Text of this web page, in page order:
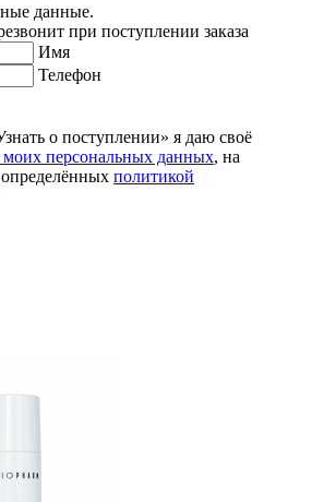
данные.
при поступлении заказа
Имя
Телефон
о поступлении» я даю своё
моих персональных данных, на
политикой